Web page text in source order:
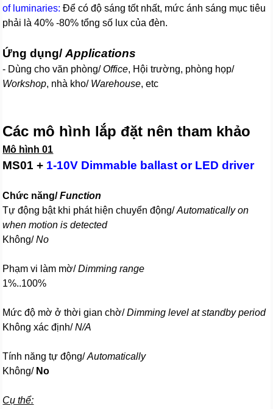
of luminaries: Để có độ sáng tốt nhất, mức ánh sáng mục tiêu
phải là 40% -80% tổng số lux của đèn.
Ứng dụng/Applications
- Dùng cho văn phòng/Office, Hội trường, phòng họp/
Workshop, nhà kho/ Warehouse, etc
Các mô hình lắp đặt nên tham khảo
Mô hình 01
MS01 + 1-10V Dimmable ballast or LED driver
Chức năng/Function
Tự động bật khi phát hiện chuyển động/Automatically on
when motion is detected
Không/No
Phạm vi làm mờ/Dimming range
1%..100%
Mức độ mờ ở thời gian chờ/Dimming level at standby period
Không xác định/N/A
Tính năng tự động/Automatically
Không/ No
Cụ thể: